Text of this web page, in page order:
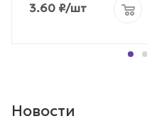
3.60 ₽/шт
Новости